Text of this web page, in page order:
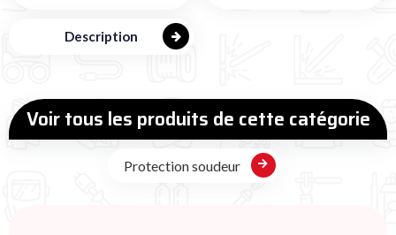
Description
Voir tous les produits de cette catégorie
Protection soudeur